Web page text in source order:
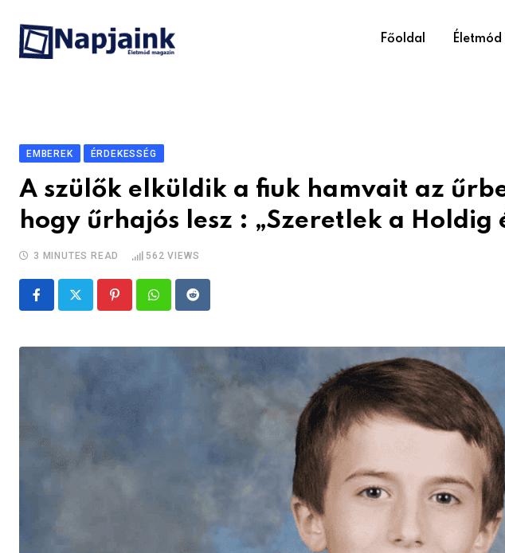
content
Főoldal Életmód
EMBEREK ÉRDEKESSÉG
A szülők elküldik a fiuk hamvait az
hogy űrhajós lesz : „Szeretlek a Holdig
3 MINUTES READ 562 VIEWS
PinterestWhatsappReddit